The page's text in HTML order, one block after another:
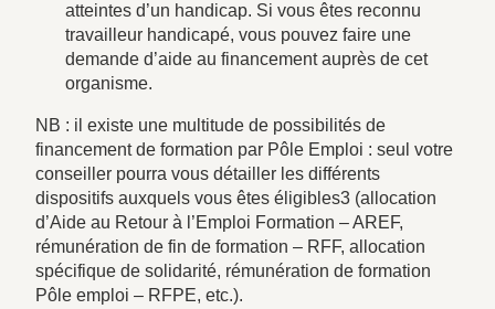
atteintes d’un handicap. Si vous êtes reconnu
travailleur handicapé, vous pouvez faire une
demande d’aide au financement auprès de cet
organisme.
NB : il existe une multitude de possibilités de
financement de formation par Pôle Emploi : seul votre
conseiller pourra vous détailler les différents
dispositifs auxquels vous êtes éligibles3 (allocation
d’Aide au Retour à l’Emploi Formation – AREF,
rémunération de fin de formation – RFF, allocation
spécifique de solidarité, rémunération de formation
Pôle emploi – RFPE, etc.).